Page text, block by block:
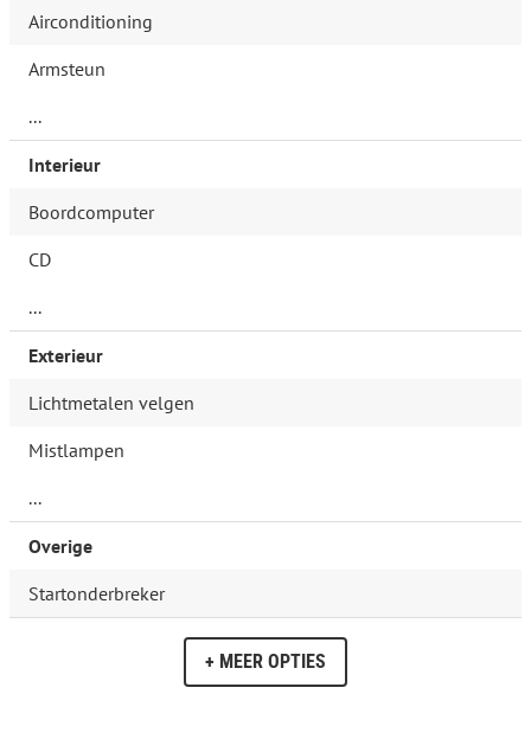
Airconditioning
Armsteun
...
Interieur
Boordcomputer
CD
...
Exterieur
Lichtmetalen velgen
Mistlampen
...
Overige
Startonderbreker
+ MEER OPTIES